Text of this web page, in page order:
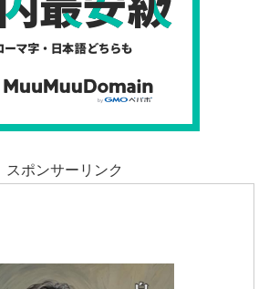
スポンサーリンク